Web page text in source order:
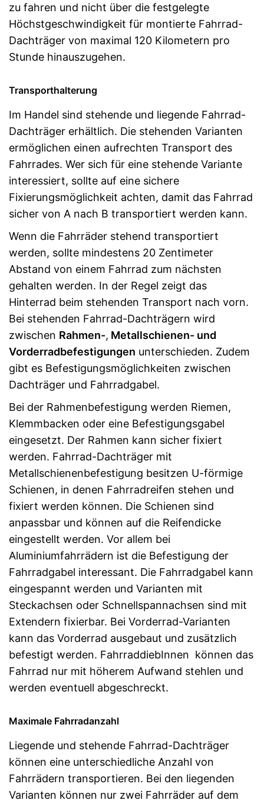
zu fahren und nicht über die festgelegte
Höchstgeschwindigkeit für montierte Fahrrad-
Dachträger von maximal 120 Kilometern pro
Stunde hinauszugehen.
Transporthalterung
Im Handel sind stehende und liegende Fahrrad-
Dachträger erhältlich. Die stehenden Varianten
ermöglichen einen aufrechten Transport des
Fahrrades. Wer sich für eine stehende Variante
interessiert, sollte auf eine sichere
Fixierungsmöglichkeit achten, damit das Fahrrad
sicher von A nach B transportiert werden kann.
Wenn die Fahrräder stehend transportiert
werden, sollte mindestens 20 Zentimeter
Abstand von einem Fahrrad zum nächsten
gehalten werden. In der Regel zeigt das
Hinterrad beim stehenden Transport nach vorn.
Bei stehenden Fahrrad-Dachträgern wird
zwischen Rahmen-, Metallschienen- und
Vorderradbefestigungen unterschieden. Zudem
gibt es Befestigungsmöglichkeiten zwischen
Dachträger und Fahrradgabel.
Bei der Rahmenbefestigung werden Riemen,
Klemmbacken oder eine Befestigungsgabel
eingesetzt. Der Rahmen kann sicher fixiert
werden. Fahrrad-Dachträger mit
Metallschienenbefestigung besitzen U-förmige
Schienen, in denen Fahrradreifen stehen und
fixiert werden können. Die Schienen sind
anpassbar und können auf die Reifendicke
eingestellt werden. Vor allem bei
Aluminiumfahrrädern ist die Befestigung der
Fahrradgabel interessant. Die Fahrradgabel kann
eingespannt werden und Varianten mit
Steckachsen oder Schnellspannachsen sind mit
Extendern fixierbar. Bei Vorderrad-Varianten
kann das Vorderrad ausgebaut und zusätzlich
befestigt werden. FahrraddiebInnen können das
Fahrrad nur mit höherem Aufwand stehlen und
werden eventuell abgeschreckt.
Maximale Fahrradanzahl
Liegende und stehende Fahrrad-Dachträger
können eine unterschiedliche Anzahl von
Fahrrädern transportieren. Bei den liegenden
Varianten können nur zwei Fahrräder auf dem